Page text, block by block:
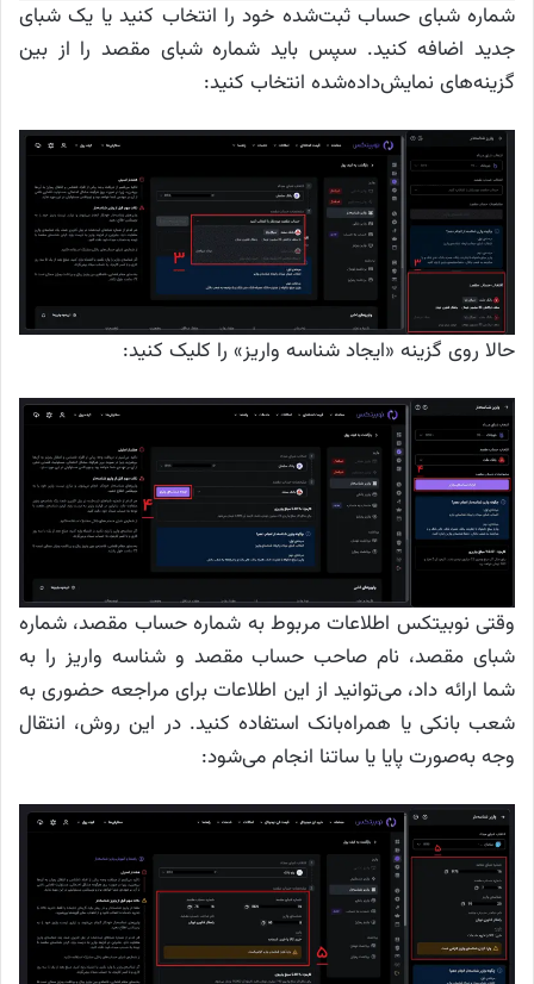
شماره شبای حساب ثبت‌شده خود را انتخاب کنید یا یک شبای
جدید اضافه کنید. سپس باید شماره شبای مقصد را از بین
گزینه‌های نمایش‌داده‌شده انتخاب کنید:
حالا روی گزینه «ایجاد شناسه واریز» را کلیک کنید:
وقتی نوبیتکس اطلاعات مربوط به شماره حساب مقصد، شماره
شبای مقصد، نام صاحب حساب مقصد و شناسه واریز را به
شما ارائه داد، می‌توانید از این اطلاعات برای مراجعه حضوری به
شعب بانکی یا همراه‌بانک استفاده کنید. در این روش، انتقال
وجه به‌صورت پایا یا ساتنا انجام می‌شود: